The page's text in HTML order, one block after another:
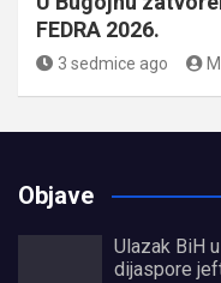
FEDRA 2026.
3 sedmice ago
Objave
Ulazak BiH
dijaspore